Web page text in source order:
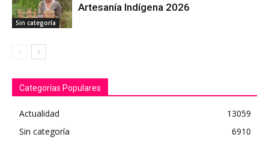
Sin categoría
Artesanía Indígena 2026
Categorías Populares
Actualidad
13059
Sin categoría
6910